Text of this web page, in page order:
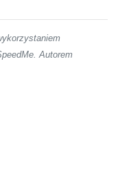
Autorem